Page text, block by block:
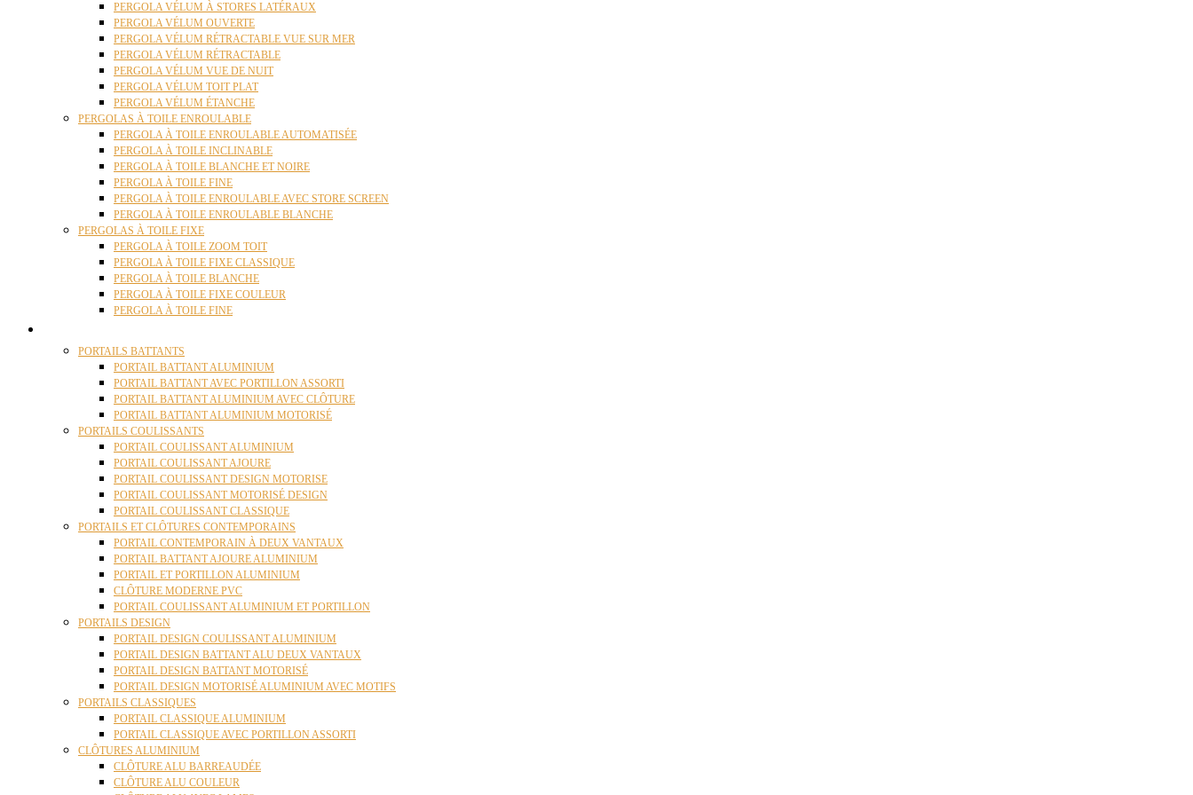
PERGOLA VÉLUM À STORES LATÉRAUX
PERGOLA VÉLUM OUVERTE
PERGOLA VÉLUM RÉTRACTABLE VUE SUR MER
PERGOLA VÉLUM RÉTRACTABLE
PERGOLA VÉLUM VUE DE NUIT
PERGOLA VÉLUM TOIT PLAT
PERGOLA VÉLUM ÉTANCHE
PERGOLAS À TOILE ENROULABLE
PERGOLA À TOILE ENROULABLE AUTOMATISÉE
PERGOLA À TOILE INCLINABLE
PERGOLA À TOILE BLANCHE ET NOIRE
PERGOLA À TOILE FINE
PERGOLA À TOILE ENROULABLE AVEC STORE SCREEN
PERGOLA À TOILE ENROULABLE BLANCHE
PERGOLAS À TOILE FIXE
PERGOLA À TOILE ZOOM TOIT
PERGOLA À TOILE FIXE CLASSIQUE
PERGOLA À TOILE BLANCHE
PERGOLA À TOILE FIXE COULEUR
PERGOLA À TOILE FINE
PORTAILS BATTANTS
PORTAIL BATTANT ALUMINIUM
PORTAIL BATTANT AVEC PORTILLON ASSORTI
PORTAIL BATTANT ALUMINIUM AVEC CLÔTURE
PORTAIL BATTANT ALUMINIUM MOTORISÉ
PORTAILS COULISSANTS
PORTAIL COULISSANT ALUMINIUM
PORTAIL COULISSANT AJOURE
PORTAIL COULISSANT DESIGN MOTORISE
PORTAIL COULISSANT MOTORISÉ DESIGN
PORTAIL COULISSANT CLASSIQUE
PORTAILS ET CLÔTURES CONTEMPORAINS
PORTAIL CONTEMPORAIN À DEUX VANTAUX
PORTAIL BATTANT AJOURE ALUMINIUM
PORTAIL ET PORTILLON ALUMINIUM
CLÔTURE MODERNE PVC
PORTAIL COULISSANT ALUMINIUM ET PORTILLON
PORTAILS DESIGN
PORTAIL DESIGN COULISSANT ALUMINIUM
PORTAIL DESIGN BATTANT ALU DEUX VANTAUX
PORTAIL DESIGN BATTANT MOTORISÉ
PORTAIL DESIGN MOTORISÉ ALUMINIUM AVEC MOTIFS
PORTAILS CLASSIQUES
PORTAIL CLASSIQUE ALUMINIUM
PORTAIL CLASSIQUE AVEC PORTILLON ASSORTI
CLÔTURES ALUMINIUM
CLÔTURE ALU BARREAUDÉE
CLÔTURE ALU COULEUR